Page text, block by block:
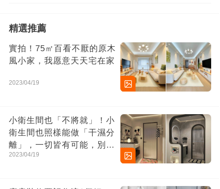
精選推薦
實拍！75㎡百看不厭的原木
風小家，我愿意天天宅在家
2023/04/19
小衛生間也「不將就」！小
衛生間也照樣能做「干濕分
離」，一切皆有可能，別太
小瞧它了
2023/04/19